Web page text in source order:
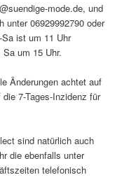
mode.de, und
unter 06929992790 oder
Sa ist um 11 Uhr
um 15 Uhr.
Änderungen achtet auf
7-Tages-Inzidenz für
sind natürlich auch
die ebenfalls unter
telefonisch